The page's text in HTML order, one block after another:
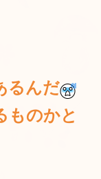
るんだ
ものかと